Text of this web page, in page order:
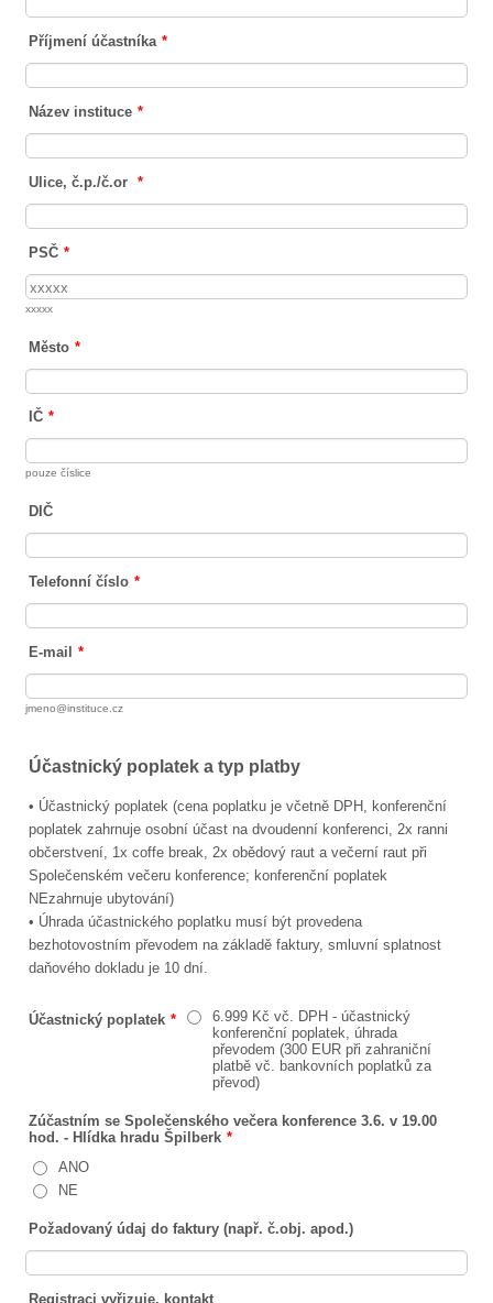
Příjmení účastníka *
Název instituce *
Ulice, č.p./č.or *
PSČ *
xxxxx
Město *
IČ *
pouze číslice
DIČ
Telefonní číslo *
E-mail *
jmeno@instituce.cz
Účastnický poplatek a typ platby
• Účastnický poplatek (cena poplatku je včetně DPH, konferenční
poplatek zahrnuje osobní účast na dvoudenní konferenci, 2x ranni
občerstvení, 1x coffe break, 2x obědový raut a večerní raut při
Společenském večeru konference; konferenční poplatek
NEzahrnuje ubytování)
• Úhrada účastnického poplatku musí být provedena
bezhotovostním převodem na základě faktury, smluvní splatnost
daňového dokladu je 10 dní.
Účastnický poplatek *
6.999 Kč vč. DPH - účastnický
konferenční poplatek, úhrada
převodem (300 EUR při zahraniční
platbě vč. bankovních poplatků za
převod)
Zúčastním se Společenského večera konference 3.6. v 19.00
hod. - Hlídka hradu Špilberk *
ANO
NE
Požadovaný údaj do faktury (např. č.obj. apod.)
Registraci vyřizuje, kontakt